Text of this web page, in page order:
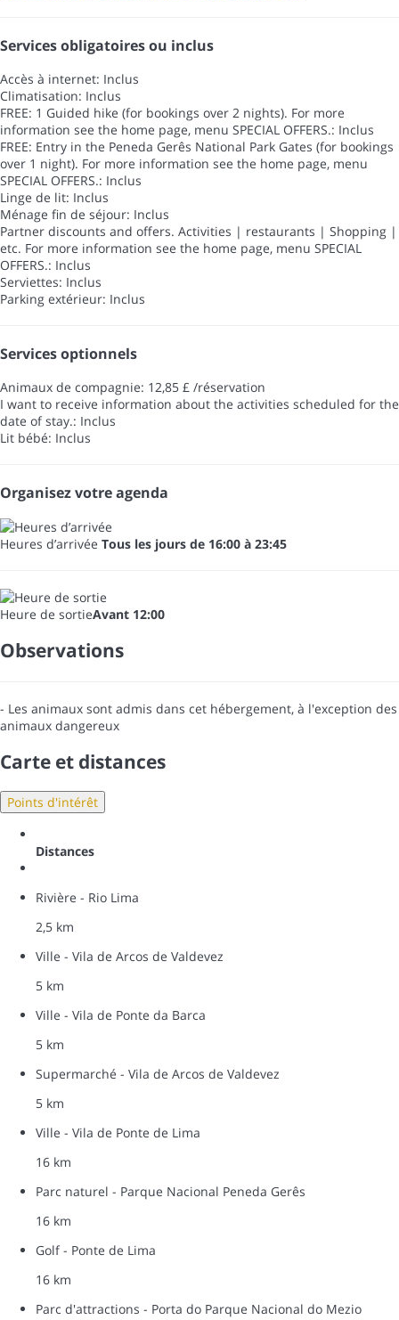
Services obligatoires ou inclus
Accès à internet: Inclus
Climatisation: Inclus
FREE: 1 Guided hike (for bookings over 2 nights). For more
information see the home page, menu SPECIAL OFFERS.: Inclus
FREE: Entry in the Peneda Gerês National Park Gates (for bookings
over 1 night). For more information see the home page, menu
SPECIAL OFFERS.: Inclus
Linge de lit: Inclus
Ménage fin de séjour: Inclus
Partner discounts and offers. Activities | restaurants | Shopping |
etc. For more information see the home page, menu SPECIAL
OFFERS.: Inclus
Serviettes: Inclus
Parking extérieur: Inclus
Services optionnels
Animaux de compagnie: 12,85 £ /réservation
I want to receive information about the activities scheduled for the
date of stay.: Inclus
Lit bébé: Inclus
Organisez votre agenda
Heures d’arrivée Tous les jours de 16:00 à 23:45
Heure de sortieAvant 12:00
Observations
- Les animaux sont admis dans cet hébergement, à l'exception des
animaux dangereux
Carte et distances
Points d'intérêt
Distances
Rivière - Rio Lima
2,5 km
Ville - Vila de Arcos de Valdevez
5 km
Ville - Vila de Ponte da Barca
5 km
Supermarché - Vila de Arcos de Valdevez
5 km
Ville - Vila de Ponte de Lima
16 km
Parc naturel - Parque Nacional Peneda Gerês
16 km
Golf - Ponte de Lima
16 km
Parc d'attractions - Porta do Parque Nacional do Mezio